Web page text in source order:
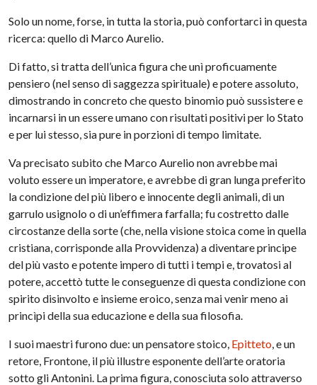
Solo un nome, forse, in tutta la storia, può confortarci in questa
ricerca: quello di Marco Aurelio.
Di fatto, si tratta dell’unica figura che unì proficuamente
pensiero (nel senso di saggezza spirituale) e potere assoluto,
dimostrando in concreto che questo binomio può sussistere e
incarnarsi in un essere umano con risultati positivi per lo Stato
e per lui stesso, sia pure in porzioni di tempo limitate.
Va precisato subito che Marco Aurelio non avrebbe mai
voluto essere un imperatore, e avrebbe di gran lunga preferito
la condizione del più libero e innocente degli animali, di un
garrulo usignolo o di un’effimera farfalla; fu costretto dalle
circostanze della sorte (che, nella visione stoica come in quella
cristiana, corrisponde alla Provvidenza) a diventare principe
del più vasto e potente impero di tutti i tempi e, trovatosi al
potere, accettò tutte le conseguenze di questa condizione con
spirito disinvolto e insieme eroico, senza mai venir meno ai
princìpi della sua educazione e della sua filosofia.
I suoi maestri furono due: un pensatore stoico, Epitteto, e un
retore, Frontone, il più illustre esponente dell’arte oratoria
sotto gli Antonini. La prima figura, conosciuta solo attraverso